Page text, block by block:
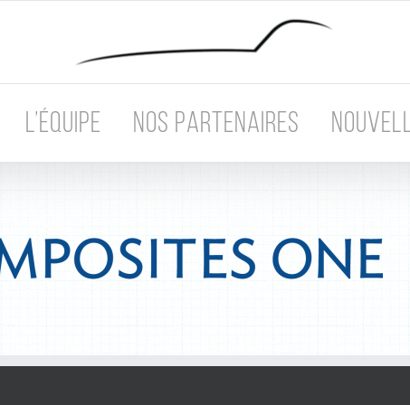
L’ÉQUIPE NOS PARTENAIRES